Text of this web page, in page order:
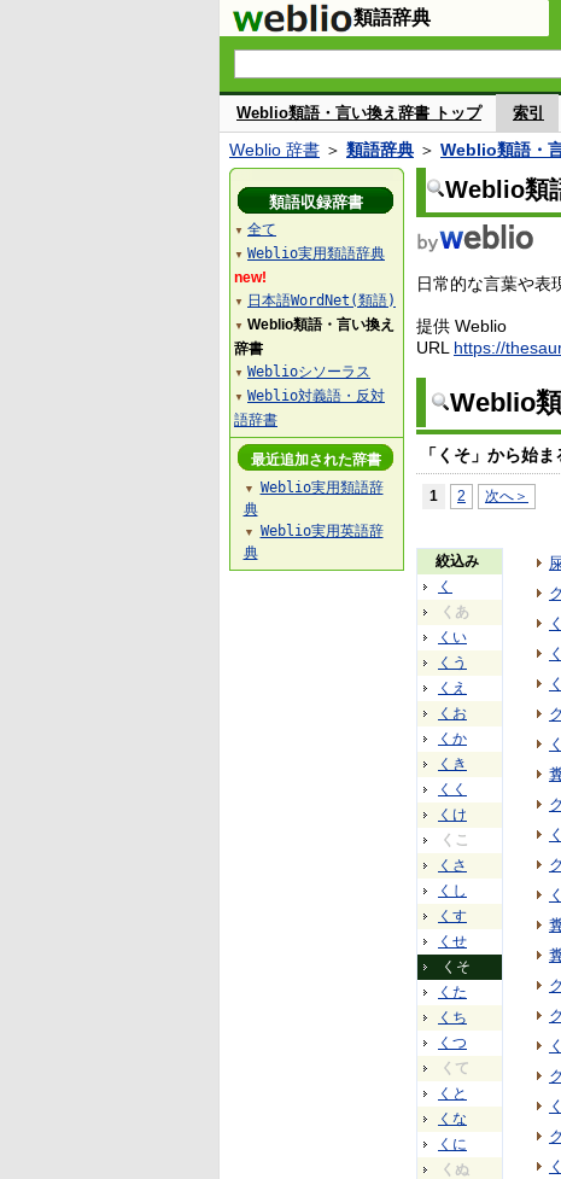
類語辞典
Weblio類語・言い換え辞書 トップ 索引
Weblio 辞書 ＞ 類語辞典 ＞ Weblio類語・
Weblio類
日常的な言葉や表
提供 Weblio
URL https://
Weblio
「くそ」から始
1 2 次へ＞
絞込み
く
くあ
くい
くう
くえ
くお
くか
くき
くく
くけ
くこ
くさ
くし
くす
くせ
くそ
くた
くち
くつ
くて
くと
くな
くに
くぬ
類語収録辞書
▼ 全て
▼ Weblio実用類語辞典
new!
▼ 日本語WordNet(類語)
▼ Weblio類語・言い換え
辞書
▼ Weblioシソーラス
▼ Weblio対義語・反対
語辞書
最近追加された辞書
▼
Weblio実用類語辞
典
▼
Weblio実用英語辞
典